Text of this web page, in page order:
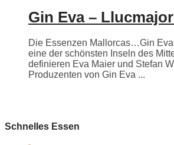
Gin Eva –
Die Essenzen Mallorcas…Gin
eine der schönsten Inseln des
definieren Eva Maier und Stefan
Produzenten von Gin Eva ...
Schnelles Essen